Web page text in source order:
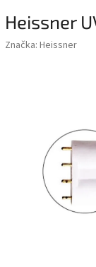
Heissner
Značka: Heissner